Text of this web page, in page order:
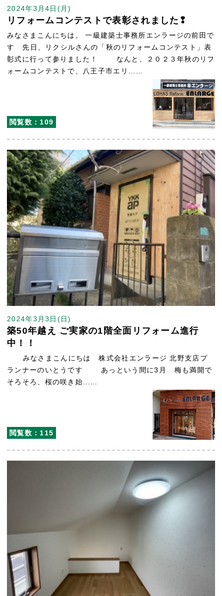
閲覧数：109
2024年3月4日(月)
リフォームコンテストで表彰されました❢
みなさまこんにちは。 一級建築士事務所エンラージの前田で
す 先日、リクシルさんの「秋のリフォームコンテスト」表
彰式に行って参りました！ なんと、２０２３年秋のリフ
ォームコンテストで、八王子市エリ……
閲覧数：115
2024年3月3日(日)
築50年越え ご実家の1階全面リフォーム進行
中！！
みなさまこんにちは 株式会社エンラージ 北野支店プ
ランナーのいとうです あっという間に3月 梅も満開で
そろそろ、桜の咲き始……